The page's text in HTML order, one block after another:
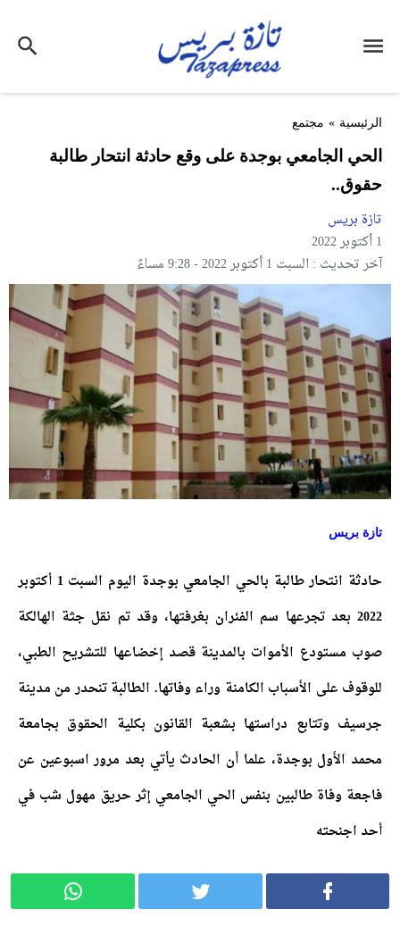
الرئيسية » مجتمع
الحي الجامعي بوجدة على وقع حادثة انتحار طالبة
حقوق..
تازة بريس
1 أكتوبر 2022
آخر تحديث : السبت 1 أكتوبر 2022 - 9:28 مساءً
تازة بريس
حادثة انتحار طالبة بالحي الجامعي بوجدة اليوم السبت 1 أكتوبر
2022 بعد تجرعها سم الفئران بغرفتها، وقد تم نقل جثة الهالكة
صوب مستودع الأموات بالمدينة قصد إخضاعها للتشريح الطبي،
للوقوف على الأسباب الكامنة وراء وفاتها. الطالبة تنحدر من مدينة
جرسيف وتتابع دراستها بشعبة القانون بكلية الحقوق بجامعة
محمد الأول بوجدة، علما أن الحادث يأتي بعد مرور اسبوعين عن
فاجعة وفاة طالبين بنفس الحي الجامعي إثر حريق مهول شب في
أحد اجنحته